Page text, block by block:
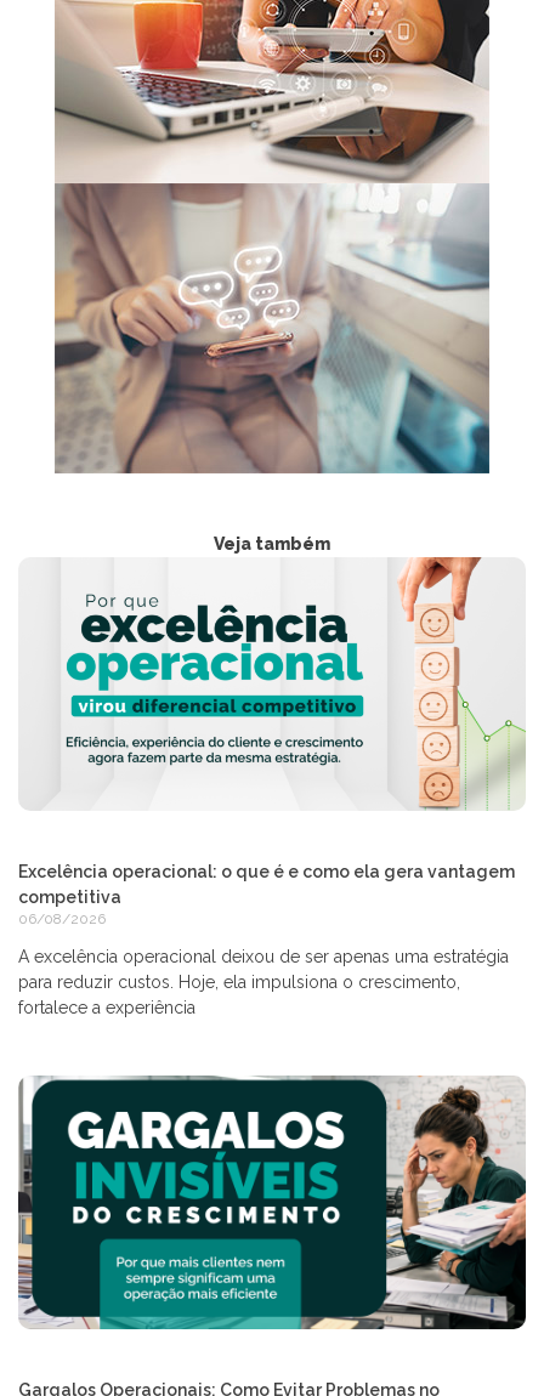
Veja também
Excelência operacional: o que é e como ela gera vantagem
competitiva
06/08/2026
A excelência operacional deixou de ser apenas uma estratégia
para reduzir custos. Hoje, ela impulsiona o crescimento,
fortalece a experiência
Gargalos Operacionais: Como Evitar Problemas no